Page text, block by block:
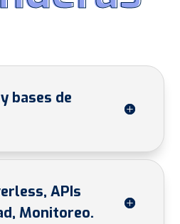
bases de
APIs
Monitoreo.